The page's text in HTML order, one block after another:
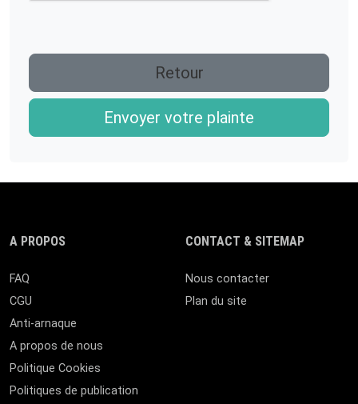
Retour
Envoyer votre plainte
A PROPOS
FAQ
CGU
Anti-arnaque
A propos de nous
Politique Cookies
Politiques de publication
CONTACT & SITEMAP
Nous contacter
Plan du site